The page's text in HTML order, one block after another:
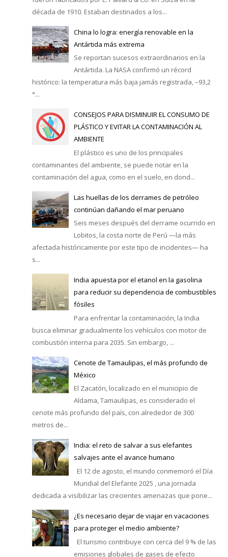
década de 1910. Estaban destinados a los...
China lo logra: energía renovable en la
Antártida más extrema
Se reportan sucesos extraordinarios en la
Antártida. La NASA confirmó un récord
histórico: la temperatura más baja jamás registrada, –93,2
°...
CONSEJOS PARA DISMINUIR EL CONSUMO DE
PLÁSTICO Y EVITAR LA CONTAMINACIÓN AL
AMBIENTE
El plástico es uno de los principales
contaminantes del ambiente, se puede notar en la
contaminación del agua, como en el suelo, en dond...
Las huellas de los derrames de petróleo
continúan dañando el mar peruano
Seis meses después del derrame ocurrido en
Lobitos, la costa norte de Perú —la más
afectada históricamente por este tipo de incidentes— ha
s...
India apuesta por el etanol en la gasolina
para reducir su dependencia de combustibles
fósiles
Para enfrentar la contaminación, la India
busca eliminar gradualmente los vehículos con motor de
combustión interna para 2035. Sin embargo, ...
Cenote de Tamaulipas, el más profundo de
México
El Zacatón, localizado en el municipio de
Aldama, Tamaulipas, es considerado el
cenote más profundo del país, con alrededor de 300
metros de...
India: el reto de salvar a sus elefantes
salvajes ante el avance humano
El 12 de agosto, el mundo conmemoró el Día
Mundial del Elefante 2025 , una jornada
dedicada a visibilizar las crecientes amenazas que pone...
¿Es necesario dejar de viajar en vacaciones
para proteger el medio ambiente?
El turismo contribuye con cerca del 9 % de las
emisiones globales de gases de efecto